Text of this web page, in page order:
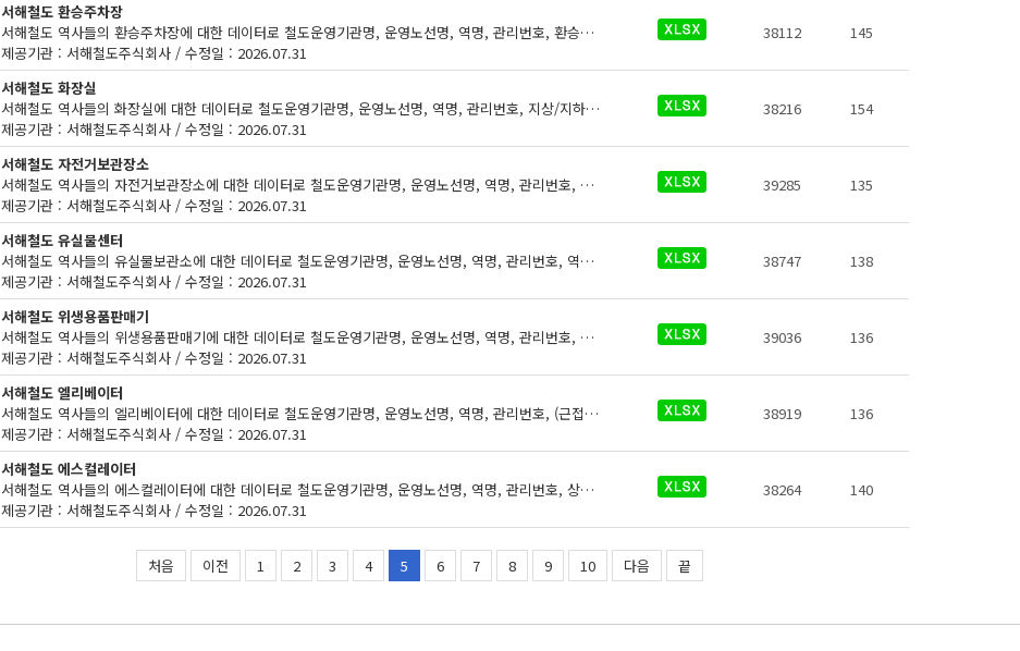
서해철도 환승주차장
서해철도 역사들의 환승주차장에 대한 데이터로 철도운영기관명, 운영노선명, 역명, 관리번호, 환승주차장명, 출입구 번호, 주차면수, 급지, 운영시간(평일), 운영시간(휴일), 주차요금, 주차요금(월정액권), 주차요금(기타), 운영기관명, 전화번호, 데이터 기준일자, 참고사항이 있습니다.
제공기관 : 서해철도주식회사 / 수정일 : 2026.07.31
38112 145
서해철도 화장실
서해철도 역사들의 화장실에 대한 데이터로 철도운영기관명, 운영노선명, 역명, 관리번호, 지상/지하 구분, 역층, 게이트 내외 구분, (근접) 출입구번호, 상세위치, 화장실 구분, 데이터 기준일자, 참고사항이 있습니다.
제공기관 : 서해철도주식회사 / 수정일 : 2026.07.31
38216 154
서해철도 자전거보관장소
서해철도 역사들의 자전거보관장소에 대한 데이터로 철도운영기관명, 운영노선명, 역명, 관리번호, 출입구번호, 보관대수, 설치형태, 상세위치, 관리기관 전화번호, 관리기관명, 데이터 기준일자, 참고사항이 있습니다.
제공기관 : 서해철도주식회사 / 수정일 : 2026.07.31
39285 135
서해철도 유실물센터
서해철도 역사들의 유실물보관소에 대한 데이터로 철도운영기관명, 운영노선명, 역명, 관리번호, 역내시설구분, 지상지하구분, 역층, (근접) 출입구번호, 상세위치, 이용시간, 전화번호, 데이터 기준일자, 참고사항이 있습니다.
제공기관 : 서해철도주식회사 / 수정일 : 2026.07.31
38747 138
서해철도 위생용품판매기
서해철도 역사들의 위생용품판매기에 대한 데이터로 철도운영기관명, 운영노선명, 역명, 관리번호, 무인편의시설구분, 크기코드, 지상지하구분, 역층, 상세위치, 시설수, 이용요금, 운영사, 전화번호, 데이터 기준일자, 참고사항이 있습니다.
제공기관 : 서해철도주식회사 / 수정일 : 2026.07.31
39036 136
서해철도 엘리베이터
서해철도 역사들의 엘리베이터에 대한 데이터로 철도운영기관명, 운영노선명, 역명, 관리번호, (근접)출입구번호, 상세위치, 시작층(지상/지하), 시작층(운행역층), 종료층(지상/지하), 종료층(운행역층), 정원(인원수), 정원(중량)(kg), 승강기 상태, 승강기 일련번호, 데이터 기준일자, 참고사항이 있습니다.
제공기관 : 서해철도주식회사 / 수정일 : 2026.07.31
38919 136
서해철도 에스컬레이터
서해철도 역사들의 에스컬레이터에 대한 데이터로 철도운영기관명, 운영노선명, 역명, 관리번호, 상하행구분, (근접)출입구번호, 시작층(지상/지하), 시작층(운행역층), 시작층(상세위치), 종료층(지상/지하), 종료층(운행역층), 종료층(상세위치), 승강기 상태, 승강기형폭, 승강기 일련번호, 데이터 기준일자, 참고사항이 있습니다.
제공기관 : 서해철도주식회사 / 수정일 : 2026.07.31
38264 140
처음 이전 1 2 3 4 5 6 7 8 9 10 다음 끝